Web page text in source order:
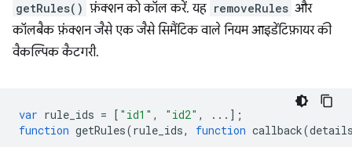
getRules() फ़ंक्शन को कॉल करें. यह removeRules और
कॉलबैक फ़ंक्शन जैसे एक जैसे सिमैंटिक वाले नियम आइडेंटिफ़ायर की
वैकल्पिक कैटगरी.
var rule_ids = [ "id1" , "id2" ,
...];
function getRules(rule_ids, function callback(